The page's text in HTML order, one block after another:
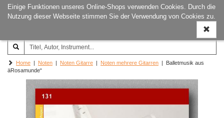
Einige Funktionen unseres Online-Shops verwenden Cookies. Durch die
Nutzung dieser Webseite stimmen Sie der Verwendung von Cookies zu.
ein-/
Joachim‐Trekel‐Musikverlag,
Hamburg
Home | Noten | Noten Gitarre | Noten mehrere Gitarren | Balletmusik aus
äRosamunde“